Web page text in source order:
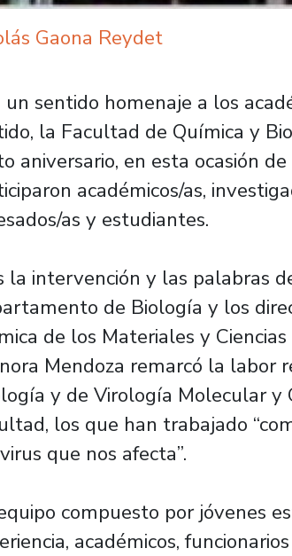
Gaona Reydet
un sentido homenaje a los
la Facultad de Química y
aniversario, en esta ocasión
académicos/as,
as y estudiantes.
la intervención y las palabras
de Biología y los
de los Materiales y
Mendoza remarcó la labor
y de Virología Molecular y
los que han trabajado
que nos afecta”.
compuesto por jóvenes
académicos,